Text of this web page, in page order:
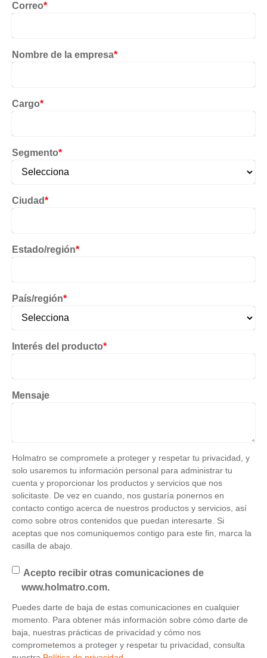
Correo*
Nombre de la empresa*
Cargo*
Segmento*
Ciudad*
Estado/región*
País/región*
Interés del producto*
Mensaje
Holmatro se compromete a proteger y respetar tu privacidad, y
solo usaremos tu información personal para administrar tu
cuenta y proporcionar los productos y servicios que nos
solicitaste. De vez en cuando, nos gustaría ponernos en
contacto contigo acerca de nuestros productos y servicios, así
como sobre otros contenidos que puedan interesarte. Si
aceptas que nos comuniquemos contigo para este fin, marca la
casilla de abajo.
Acepto recibir otras comunicaciones de
www.holmatro.com.
Puedes darte de baja de estas comunicaciones en cualquier
momento. Para obtener más información sobre cómo darte de
baja, nuestras prácticas de privacidad y cómo nos
comprometemos a proteger y respetar tu privacidad, consulta